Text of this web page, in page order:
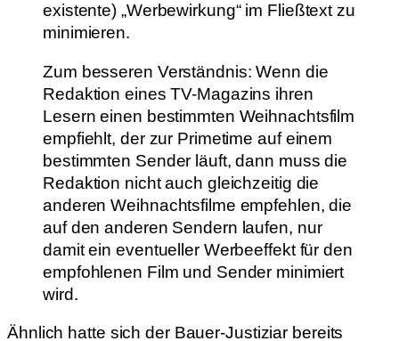
existente) „Werbewirkung“ im Fließtext zu
minimieren.
Zum besseren Verständnis: Wenn die
Redaktion eines TV-Magazins ihren
Lesern einen bestimmten Weihnachtsfilm
empfiehlt, der zur Primetime auf einem
bestimmten Sender läuft, dann muss die
Redaktion nicht auch gleichzeitig die
anderen Weihnachtsfilme empfehlen, die
auf den anderen Sendern laufen, nur
damit ein eventueller Werbeeffekt für den
empfohlenen Film und Sender minimiert
wird.
Ähnlich hatte sich der Bauer-Justiziar bereits